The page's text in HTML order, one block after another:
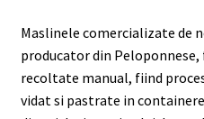
Maslinele comercializate de
producator din
recoltate manual, fiind
vidat si pastrate in